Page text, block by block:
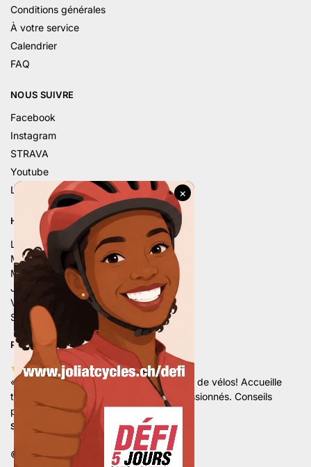
Conditions générales
À votre service
Calendrier
FAQ
NOUS SUIVRE
Facebook
Instagram
STRAVA
Youtube
Linkedin
HORAIRE D’ÉTÉ
Lu. – 9h – 12h | 14h – 18h
Ma. – 9h – 12h | 14h – 18h
Me. – 9h – 12h | 14h – 18h
Je. – 9h – 12h | 14h – 18h
Ve. – 9h – 12h | 14h – 18h
Sa. – 9h – 12h | 13h30 – 16h
PLUS DE 80 AVIS 5 ÉTOILES
★★★★★
«
Superbe magasin avec un grand choix de vélos! Accueille
très sympathique par une équipe de passionnés. Conseils
professionnels et de qualités.«
Stan Hx.
© Développé par Marketamine Sarl.